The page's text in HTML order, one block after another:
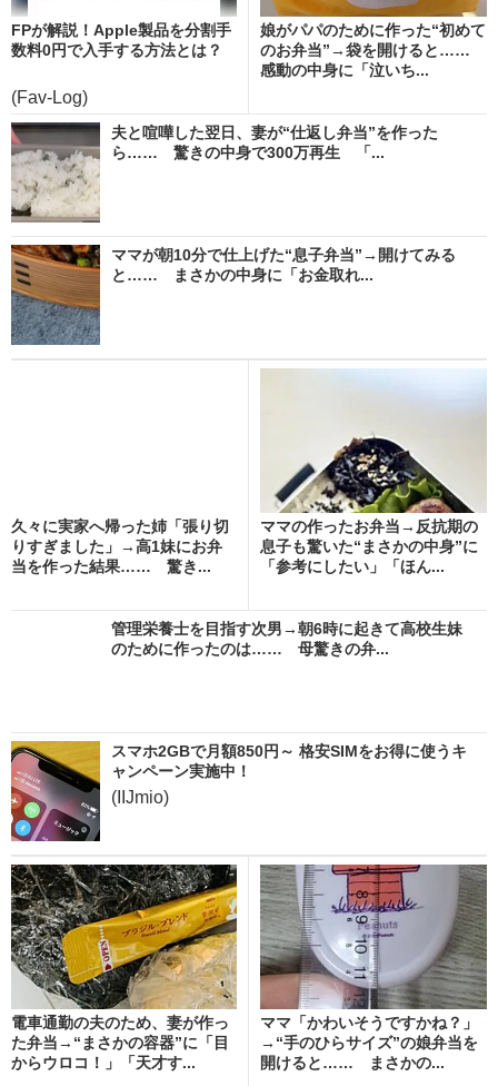
FPが解説！Apple製品を分割手
数料0円で入手する方法とは？
(Fav-Log)
娘がパパのために作った“初めて
のお弁当”→袋を開けると……
感動の中身に「泣いち...
夫と喧嘩した翌日、妻が“仕返し弁当”を作った
ら…… 驚きの中身で300万再生 「...
ママが朝10分で仕上げた“息子弁当”→開けてみる
と…… まさかの中身に「お金取れ...
久々に実家へ帰った姉「張り切
りすぎました」→高1妹にお弁
当を作った結果…… 驚き...
ママの作ったお弁当→反抗期の
息子も驚いた“まさかの中身”に
「参考にしたい」「ほん...
管理栄養士を目指す次男→朝6時に起きて高校生妹
のために作ったのは…… 母驚きの弁...
スマホ2GBで月額850円～ 格安SIMをお得に使うキ
ャンペーン実施中！
(IIJmio)
電車通勤の夫のため、妻が作っ
た弁当→“まさかの容器”に「目
からウロコ！」「天才す...
ママ「かわいそうですかね？」
→“手のひらサイズ”の娘弁当を
開けると…… まさかの...